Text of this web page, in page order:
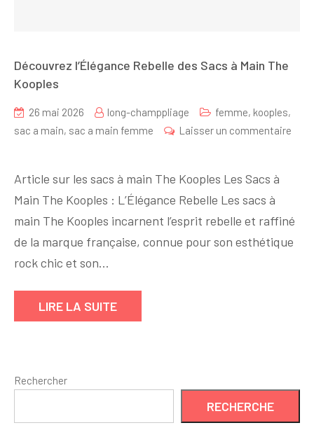
Découvrez l’Élégance Rebelle des Sacs à Main The
Kooples
26 mai 2026 long-champpliage femme, kooples,
sac a main, sac a main femme
Laisser un commentaire
l’Élégance
Rebelle
des
Sacs
The
Kooples
Article sur les sacs à main The Kooples Les Sacs à
Main The Kooples : L’Élégance Rebelle Les sacs à
main The Kooples incarnent l’esprit rebelle et raffiné
de la marque française, connue pour son esthétique
rock chic et son…
LIRE LA SUITE
Rechercher
RECHERCHE